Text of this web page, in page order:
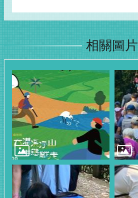
相關圖片